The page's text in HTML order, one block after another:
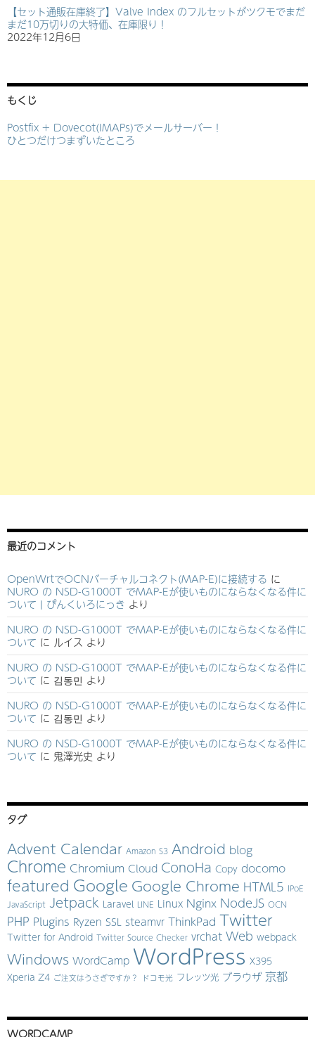
【セット通販在庫終了】Valve Index のフルセットがツクモでまだ
まだ10万切りの大特価、在庫限り！
2022年12月6日
もくじ
Postfix + Dovecot(IMAPs)でメールサーバー！
ひとつだけつまずいたところ
最近のコメント
OpenWrtでOCNバーチャルコネクト(MAP-E)に接続する に
NURO の NSD-G1000T でMAP-Eが使いものにならなくなる件に
ついて | ぴんくいろにっき より
NURO の NSD-G1000T でMAP-Eが使いものにならなくなる件に
ついて に ルイス より
NURO の NSD-G1000T でMAP-Eが使いものにならなくなる件に
ついて に 김동민 より
NURO の NSD-G1000T でMAP-Eが使いものにならなくなる件に
ついて に 김동민 より
NURO の NSD-G1000T でMAP-Eが使いものにならなくなる件に
ついて に 鬼澤光史 より
タグ
Advent Calendar Amazon S3 Android blog
Chrome Chromium Cloud ConoHa Copy docomo
featured Google Google Chrome HTML5 IPoE
JavaScript Jetpack Laravel LINE Linux Nginx NodeJS OCN
PHP Plugins Ryzen SSL steamvr ThinkPad Twitter
Twitter for Android Twitter Source Checker vrchat Web webpack
Windows WordCamp WordPress X395
Xperia Z4 ご注文はうさぎですか？ ドコモ光 フレッツ光 ブラウザ 京都
WORDCAMP